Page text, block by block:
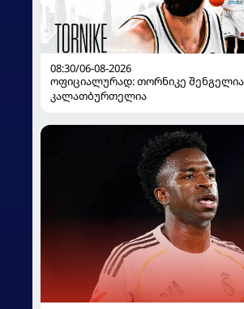
08:30/06-08-2026
ოფიციალურად: თორნიკე შენგელია
კალათბურთელია